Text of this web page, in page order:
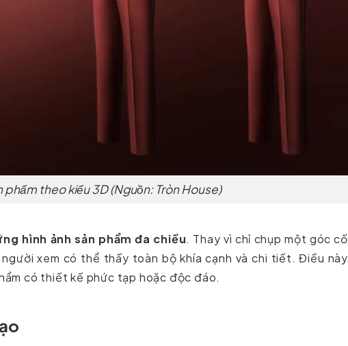
phẩm theo kiểu 3D (Nguồn: Tròn House)
hình ảnh sản phẩm đa chiều. Thay vì chỉ chụp một góc cố
xem có thể thấy toàn bộ khía cạnh và chi tiết. Điều này
có thiết kế phức tạp hoặc độc đáo.